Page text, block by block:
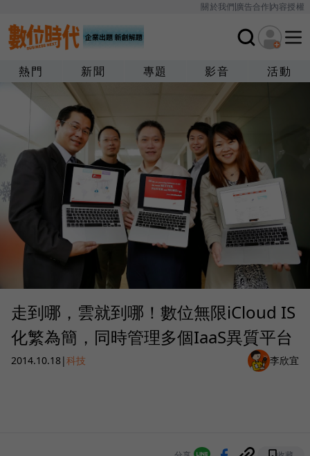
關於我們廣告合作內容授權
熱門 新聞 專題 影音 活動
走到哪，雲就到哪！數位無限iCloud IS
化繁為簡，同時管理多個IaaS異質平台
2014.10.18|科技 李欣宜